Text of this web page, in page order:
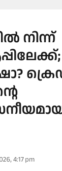
നിന്ന്
4:17 pm